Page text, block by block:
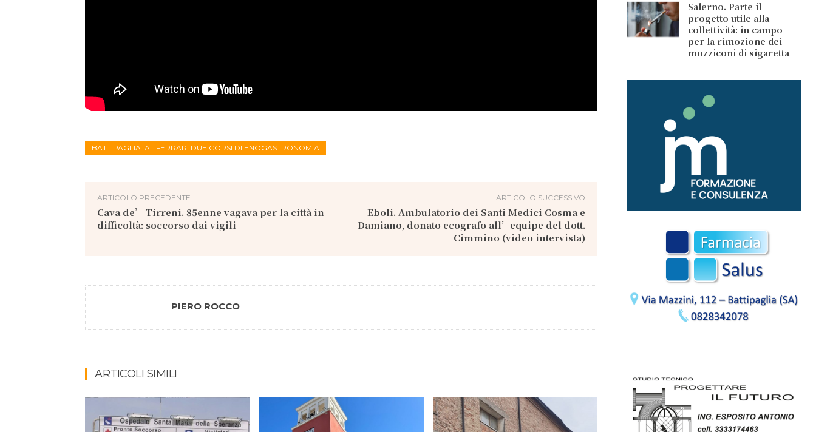
BATTIPAGLIA. AL FERRARI DUE CORSI DI ENOGASTRONOMIA
ARTICOLO PRECEDENTE
Cava de’ Tirreni. 85enne vagava per la città in
difficoltà: soccorso dai vigili
ARTICOLO SUCCESSIVO
Eboli. Ambulatorio dei Santi Medici Cosma e
Damiano, donato ecografo all’equipe del dott.
Cimmino (video intervista)
PIERO ROCCO
ARTICOLI SIMILI
Salerno. Parte il
progetto utile alla
collettività: in campo
per la rimozione dei
mozziconi di sigaretta